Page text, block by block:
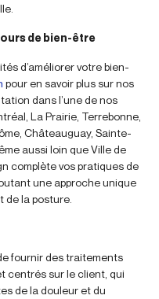
de bien-être
d’améliorer votre bien-
pour en savoir plus sur nos
dans l’une de nos
La Prairie, Terrebonne,
Châteauguay, Sainte-
aussi loin que Ville de
complète vos pratiques de
une approche unique
de la posture.
fournir des traitements
centrés sur le client, qui
de la douleur et du